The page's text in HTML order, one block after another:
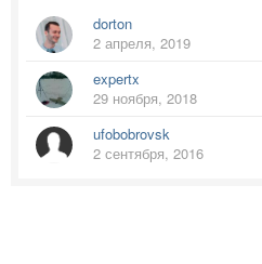
dorton
2 апреля, 2019
expertx
29 ноября, 2018
ufobobrovsk
2 сентября, 2016